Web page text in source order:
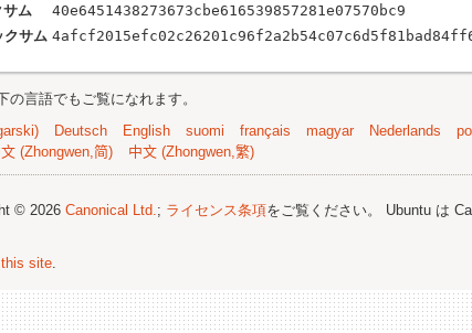
ム
40e6451438273673cbe616539857281e07570bc9
クサム
の言語でもご覧になれます。
Deutsch English suomi français magyar Nederlands
(Zhongwen,简) 中文 (Zhongwen,繁)
© 2026 Canonical Ltd. ; ライセンス条項をご覧ください。 Ubuntu は
this site